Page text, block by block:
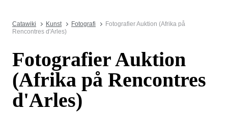
Catawiki Kunst Fotografi
Fotografier Auktion (Afrika på
Rencontres d'Arles)
Fotografier Auktion
(Afrika på Rencontres
d'Arles)